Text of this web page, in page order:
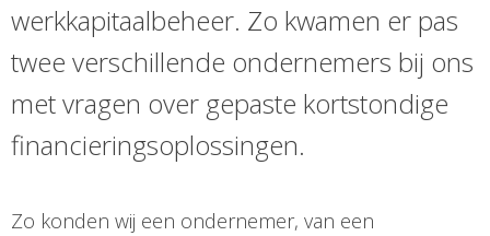
werkkapitaalbeheer. Zo kwamen er pas
twee verschillende ondernemers bij ons
met vragen over gepaste kortstondige
financieringsoplossingen.
Zo konden wij een ondernemer, van een